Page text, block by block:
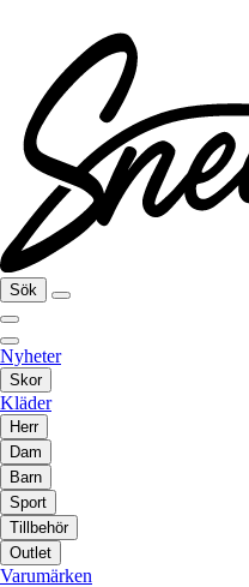
Sök
Nyheter
Skor
Kläder
Herr
Dam
Barn
Sport
Tillbehör
Outlet
Varumärken